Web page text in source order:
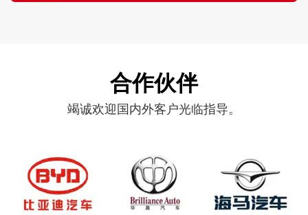
合作伙伴
竭诚欢迎国内外客户光临指导。